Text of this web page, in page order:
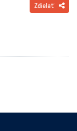
Zdielať